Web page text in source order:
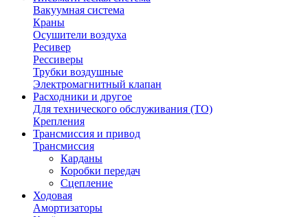
Вакуумная система
Краны
Осушители воздуха
Ресивер
Рессиверы
Трубки воздушные
Электромагнитный клапан
Расходники и другое
Для технического обслуживания (ТО)
Крепления
Трансмиссия и привод
Трансмиссия
Карданы
Коробки передач
Сцепление
Ходовая
Амортизаторы